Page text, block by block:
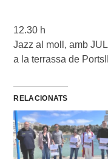
12.30 h
Jazz al moll, amb
a la terrassa de
RELACIONATS